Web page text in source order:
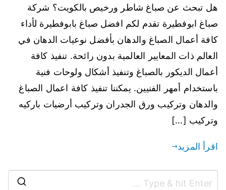
هل تبحث عن صباغ شاطر ورخيص بالكويت؟ شركة
صباغ ابوفطيرة تقدم لكم افضل صباغ بابوفطيرة لأداء
كافة أعمال الصباغ والدهان بأفضل نوعيات الدهان في
العالم ذات المعايير العالمية بدون رائحة. تنفيذ كافة
أعمال الديكور بالصباغ وتنفيذ أشكال ولوحات فنية
باستخدام أمهر الفنيين. يمكننا تنفيذ كافة اعمال الصباغ
والدهان وتركيب ورق الجدران وتركيب أرضيات باركيه
وتركيب […]
اقرأ المزيد